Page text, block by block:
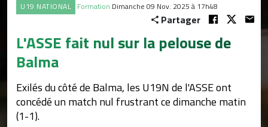
U19 NATIONAL Formation Dimanche 09 Nov. 2025 à 17h48
Partager
L'ASSE fait nul sur la pelouse de
Balma
Exilés du côté de Balma, les U19N de l'ASSE ont
concédé un match nul frustrant ce dimanche matin
(1-1).